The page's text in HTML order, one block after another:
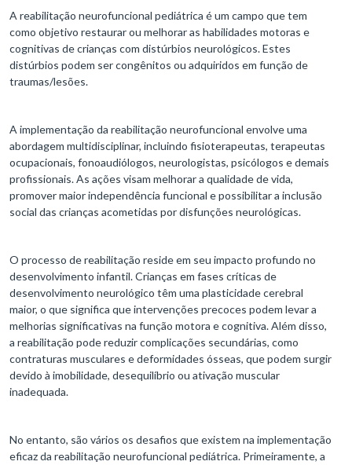
A reabilitação neurofuncional pediátrica é um campo que tem
como objetivo restaurar ou melhorar as habilidades motoras e
cognitivas de crianças com distúrbios neurológicos. Estes
distúrbios podem ser congênitos ou adquiridos em função de
traumas/lesões.
A implementação da reabilitação neurofuncional envolve uma
abordagem multidisciplinar, incluindo fisioterapeutas, terapeutas
ocupacionais, fonoaudiólogos, neurologistas, psicólogos e demais
profissionais. As ações visam melhorar a qualidade de vida,
promover maior independência funcional e possibilitar a inclusão
social das crianças acometidas por disfunções neurológicas.
O processo de reabilitação reside em seu impacto profundo no
desenvolvimento infantil. Crianças em fases críticas de
desenvolvimento neurológico têm uma plasticidade cerebral
maior, o que significa que intervenções precoces podem levar a
melhorias significativas na função motora e cognitiva. Além disso,
a reabilitação pode reduzir complicações secundárias, como
contraturas musculares e deformidades ósseas, que podem surgir
devido à imobilidade, desequilíbrio ou ativação muscular
inadequada.
No entanto, são vários os desafios que existem na implementação
eficaz da reabilitação neurofuncional pediátrica. Primeiramente, a